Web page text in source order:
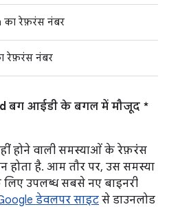
का रेफ़रंस नंबर
रेफ़रंस नंबर
बग आईडी के बगल में मौजूद *
होने वाली समस्याओं के रेफ़रंस
है. आम तौर पर, उस समस्या
उपलब्ध सबसे नए बाइनरी
डेवलपर साइट से डाउनलोड